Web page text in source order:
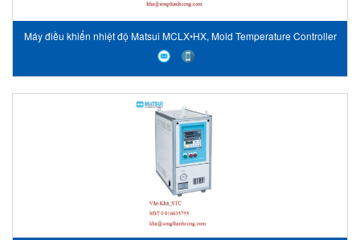
Máy điều khiển nhiệt độ Matsui MCLX•HX, Mold Temperature Controller
MCLX•HX